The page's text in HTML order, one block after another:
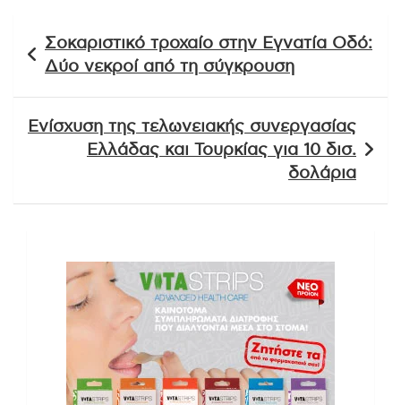
άρθρων
Σοκαριστικό τροχαίο στην Εγνατία Οδό:
Δύο νεκροί από τη σύγκρουση
Ενίσχυση της τελωνειακής συνεργασίας
Ελλάδας και Τουρκίας για 10 δισ.
δολάρια